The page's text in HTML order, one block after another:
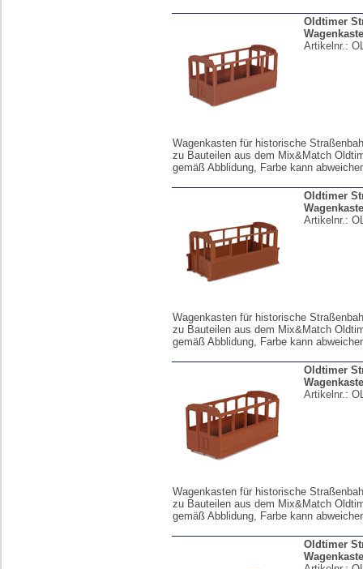
Oldtimer
Artikelnr.:
Wagenkasten für historische
zu Bauteilen aus dem Mix&Match
gemäß Abblidung, Farbe kann
Oldtimer
Artikelnr.:
Wagenkasten für historische
zu Bauteilen aus dem Mix&Match
gemäß Abblidung, Farbe kann
Oldtimer
Artikelnr.:
Wagenkasten für historische
zu Bauteilen aus dem Mix&Match
gemäß Abblidung, Farbe kann
Oldtimer